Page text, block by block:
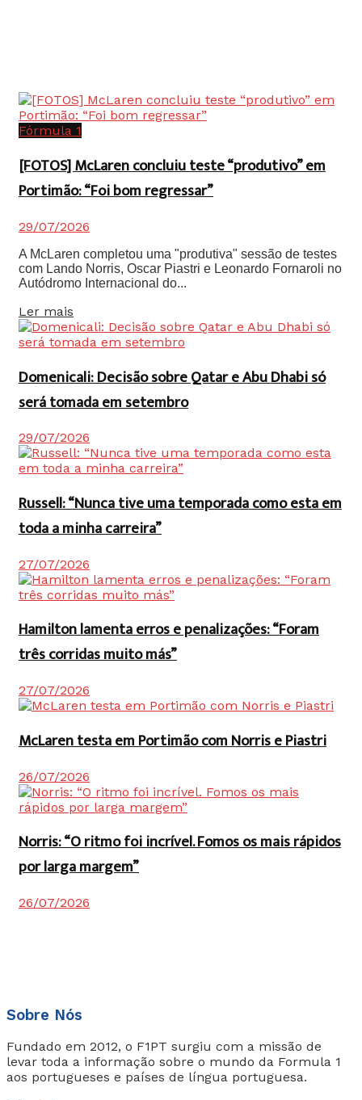
Fórmula 1
[FOTOS] McLaren concluiu teste “produtivo” em
Portimão: “Foi bom regressar”
29/07/2026
A McLaren completou uma "produtiva" sessão de testes
com Lando Norris, Oscar Piastri e Leonardo Fornaroli no
Autódromo Internacional do...
Ler mais
Domenicali: Decisão sobre Qatar e Abu Dhabi só
será tomada em setembro
29/07/2026
Russell: “Nunca tive uma temporada como esta em
toda a minha carreira”
27/07/2026
Hamilton lamenta erros e penalizações: “Foram
três corridas muito más”
27/07/2026
McLaren testa em Portimão com Norris e Piastri
26/07/2026
Norris: “O ritmo foi incrível. Fomos os mais rápidos
por larga margem”
26/07/2026
Sobre Nós
Fundado em 2012, o F1PT surgiu com a missão de
levar toda a informação sobre o mundo da Formula 1
aos portugueses e países de língua portuguesa.